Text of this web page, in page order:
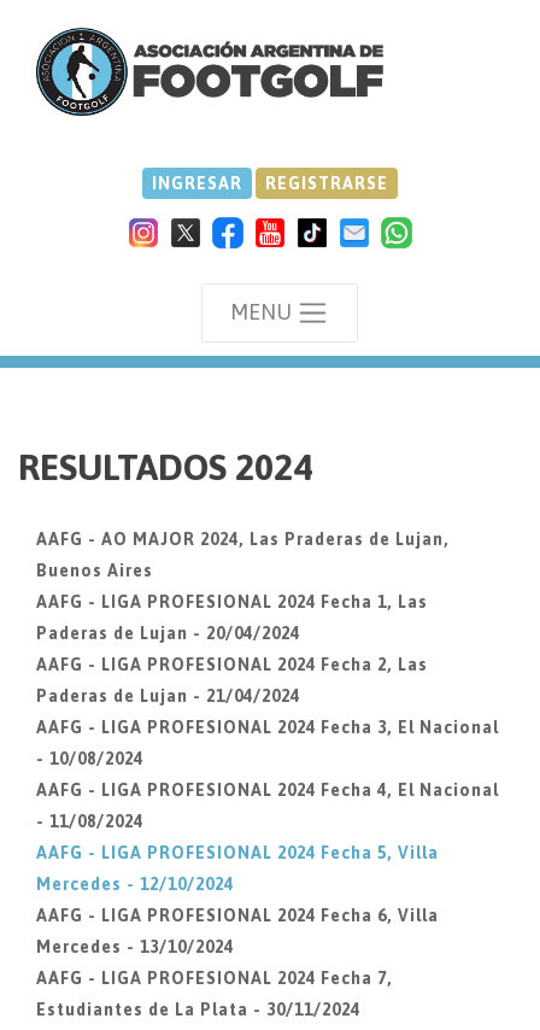
INGRESAR REGISTRARSE
MENU
RESULTADOS 2024
AAFG - AO MAJOR 2024, Las Praderas de Lujan,
Buenos Aires
AAFG - LIGA PROFESIONAL 2024 Fecha 1, Las
Paderas de Lujan - 20/04/2024
AAFG - LIGA PROFESIONAL 2024 Fecha 2, Las
Paderas de Lujan - 21/04/2024
AAFG - LIGA PROFESIONAL 2024 Fecha 3, El Nacional
- 10/08/2024
AAFG - LIGA PROFESIONAL 2024 Fecha 4, El Nacional
- 11/08/2024
AAFG - LIGA PROFESIONAL 2024 Fecha 5, Villa
Mercedes - 12/10/2024
AAFG - LIGA PROFESIONAL 2024 Fecha 6, Villa
Mercedes - 13/10/2024
AAFG - LIGA PROFESIONAL 2024 Fecha 7,
Estudiantes de La Plata - 30/11/2024